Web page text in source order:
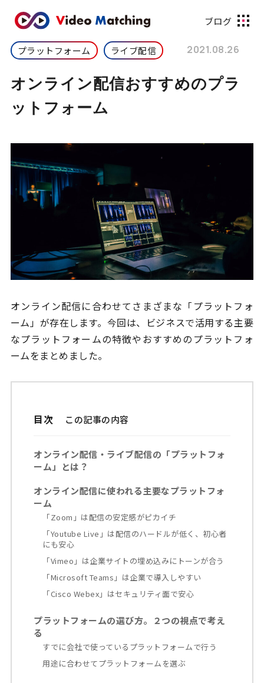
ブログ
プラットフォーム ライブ配信 2021.08.26
オンライン配信おすすめのプラ
ットフォーム
オンライン配信に合わせてさまざまな「プラットフォ
ーム」が存在します。今回は、ビジネスで活用する主要
なプラットフォームの特徴やおすすめのプラットフォ
ームをまとめました。
目次
オンライン配信・ライブ配信の「プラットフォ
ーム」とは？
オンライン配信に使われる主要なプラットフォ
ーム
「Zoom」は配信の安定感がピカイチ
「Youtube Live」は配信のハードルが低く、初心者
にも安心
「Vimeo」は企業サイトの埋め込みにトーンが合う
「Microsoft Teams」は企業で導入しやすい
「Cisco Webex」はセキュリティ面で安心
プラットフォームの選び方。２つの視点で考え
る
すでに会社で使っているプラットフォームで行う
用途に合わせてプラットフォームを選ぶ